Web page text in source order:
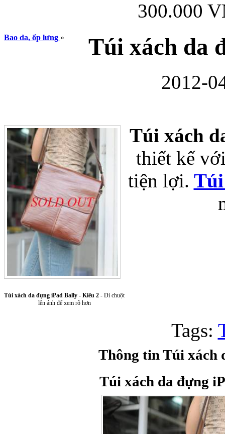
Ốp lưng Samsung
Ốp lưng Sony
300.000
Bao da, ốp lưng » Túi xách da
2012-
Túi xách da đựng iPad Bally - Kiểu 2 - Di chuột
lên ảnh để xem rõ hơn
Túi xách
thiết kế
tiện lợi. Túi
Tags:
Thông tin Túi xách
Túi xách da đựng